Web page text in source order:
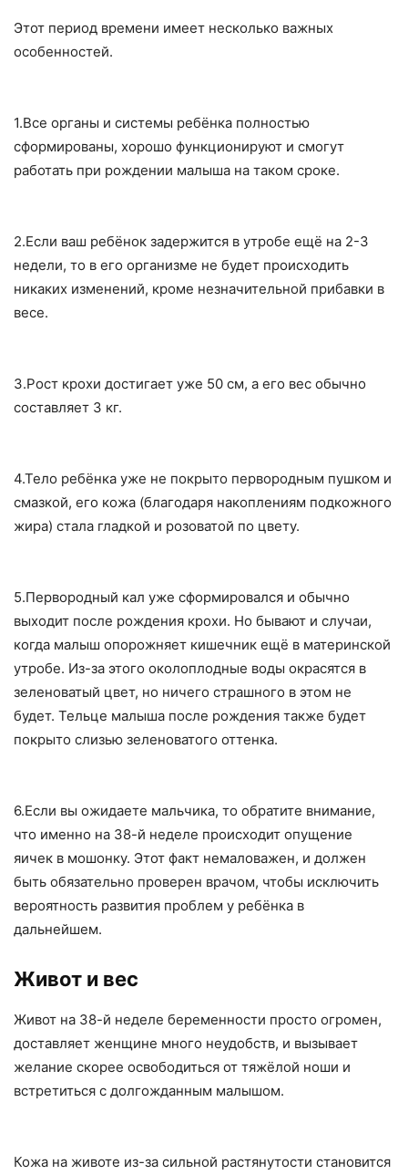
Этот период времени имеет несколько важных
особенностей.
1.Все органы и системы ребёнка полностью
сформированы, хорошо функционируют и смогут
работать при рождении малыша на таком сроке.
2.Если ваш ребёнок задержится в утробе ещё на 2-3
недели, то в его организме не будет происходить
никаких изменений, кроме незначительной прибавки в
весе.
3.Рост крохи достигает уже 50 см, а его вес обычно
составляет 3 кг.
4.Тело ребёнка уже не покрыто первородным пушком и
смазкой, его кожа (благодаря накоплениям подкожного
жира) стала гладкой и розоватой по цвету.
5.Первородный кал уже сформировался и обычно
выходит после рождения крохи. Но бывают и случаи,
когда малыш опорожняет кишечник ещё в материнской
утробе. Из-за этого околоплодные воды окрасятся в
зеленоватый цвет, но ничего страшного в этом не
будет. Тельце малыша после рождения также будет
покрыто слизью зеленоватого оттенка.
6.Если вы ожидаете мальчика, то обратите внимание,
что именно на 38-й неделе происходит опущение
яичек в мошонку. Этот факт немаловажен, и должен
быть обязательно проверен врачом, чтобы исключить
вероятность развития проблем у ребёнка в
дальнейшем.
Живот и вес
Живот на 38-й неделе беременности просто огромен,
доставляет женщине много неудобств, и вызывает
желание скорее освободиться от тяжёлой ноши и
встретиться с долгожданным малышом.
Кожа на животе из-за сильной растянутости становится